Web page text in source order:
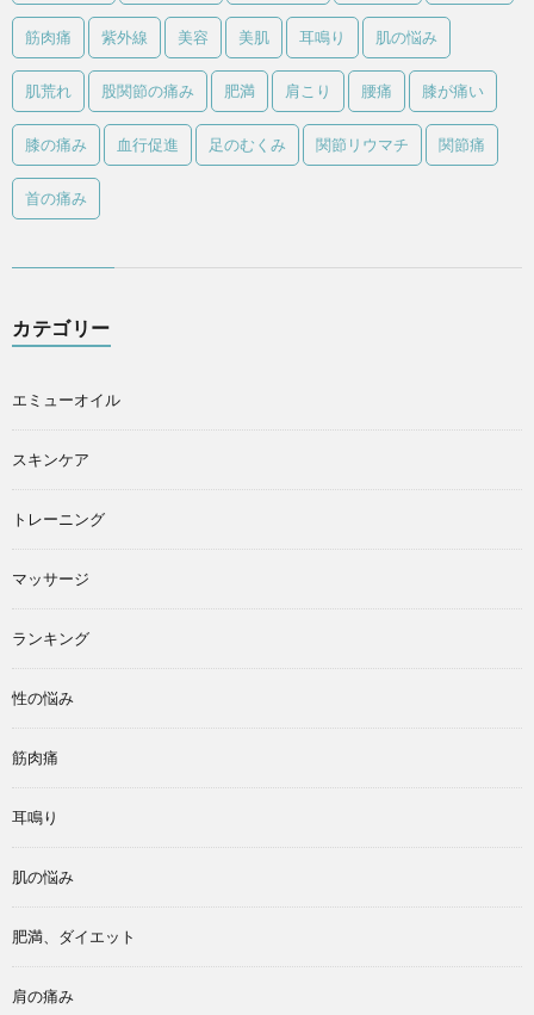
筋肉痛 紫外線 美容 美肌 耳鳴り 肌の悩み
肌荒れ 股関節の痛み 肥満 肩こり 腰痛 膝が痛い
膝の痛み 血行促進 足のむくみ 関節リウマチ 関節痛
首の痛み
カテゴリー
エミューオイル
スキンケア
トレーニング
マッサージ
ランキング
性の悩み
筋肉痛
耳鳴り
肌の悩み
肥満、ダイエット
肩の痛み